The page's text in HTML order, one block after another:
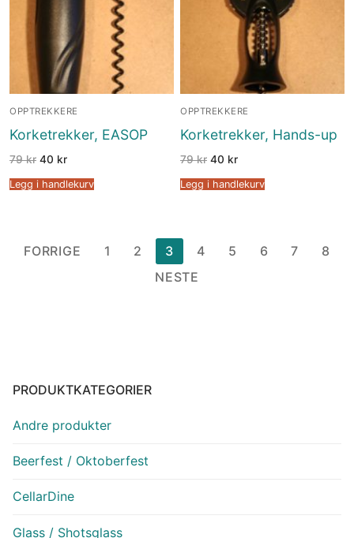
OPPTREKKERE
Korketrekker, EASOP
79kr 40 kr
Legg i handlekurv
OPPTREKKERE
Korketrekker, Hands-up
79kr 40 kr
Legg i handlekurv
Sidepaginering
FORRIGE 1 2 3 4 5 6 7
8
NESTE
PRODUKTKATEGORIER
Andre produkter
Beerfest / Oktoberfest
CellarDine
Glass / Shotsglass